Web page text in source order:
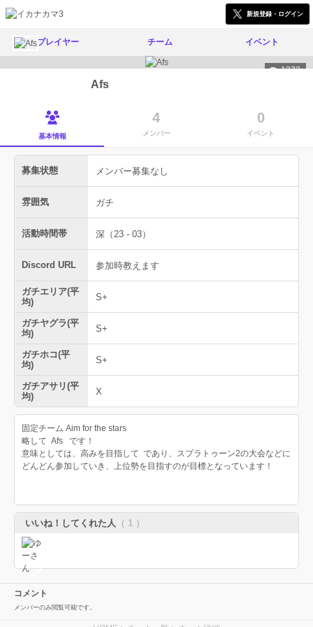
新規登録・ログイン
プレイヤー チーム イベント
1373
Afs
基本情報
4
メンバー
0
イベント
募集状態 メンバー募集なし
雰囲気 ガチ
活動時間帯 深（23 - 03）
Discord URL 参加時教えます
ガチエリア(平
均)
S+
ガチヤグラ(平
均)
S+
ガチホコ(平
均)
S+
ガチアサリ(平
均)
X
固定チーム Aim for the stars
略して Afs です！
意味としては、高みを目指して であり、スプラトゥーン2の大会などに
どんどん参加していき、上位勢を目指すのが目標となっています！
いいね！してくれた人 （ 1 ）
コメント
メンバーのみ閲覧可能です。